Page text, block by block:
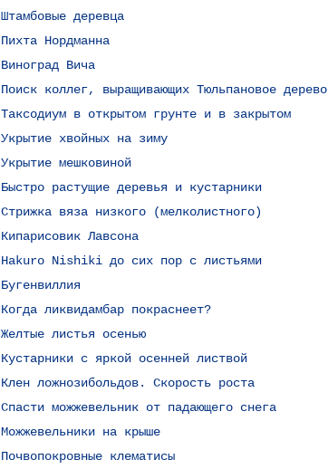
Штамбовые деревца
Пихта Нордманна
Виноград Вича
Поиск коллег, выращивающих Тюльпановое дерево
Таксодиум в открытом грунте и в закрытом
Укрытие хвойных на зиму
Укрытие мешковиной
Быстро растущие деревья и кустарники
Стрижка вяза низкого (мелколистного)
Кипарисовик Лавсона
Hakuro Nishiki до сих пор с листьями
Бугенвиллия
Когда ликвидамбар покраснеет?
Желтые листья осенью
Кустарники с яркой осенней листвой
Клен ложнозибольдов. Скорость роста
Спасти можжевельник от падающего снега
Можжевельники на крыше
Почвопокровные клематисы